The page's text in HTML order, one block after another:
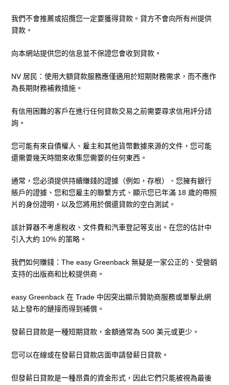
我們不會推薦或招攬您一定要獲得貸款。貸方不會向所有州提供
貸款。
向本網站提供您的信息並不保證您會收到貸款。
NV 居民：使用大額貸款服務應僅適用於短期財務需求，而不應作
為長期財務補救措施。
有信用困難的客戶在進行任何貸款交易之前需要尋求信用評分諮
詢。
您可能有來自債權人、雇主和其他貨幣數據來源的文件，您可能
還需要幾天時間來收集您需要的任何東西。
通常，您必須提供持續賺錢的證據（例如，存根）、您擁有銀行
賬戶的證據、您和您雇主的聯繫方式、顯示您已年滿 18 歲的帶照
片的身份證明，以及您將用於償還貸款的空白測試。
該計算器不考慮稅收、文件費和汽車登記等支出。在您的估計中
引入大約 10% 的策略。
我們如何賺錢：The easy Greenback 無疑是一家公正的、受營銷
支持的出版商和比較提供商。
easy Greenback 在 Trade 中因突出顯示贊助商服務或單擊此網
站上發布的鏈接而得到補償。
發薪日貸款是一種短期貸款，金額通常為 500 美元或更少。
您可以在線或在發薪日貸款店面申請發薪日貸款。
但發薪日貸款是一種昂貴的資金形式，因此它們只能被視為最後